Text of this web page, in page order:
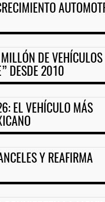
DE VEHÍCULOS
DESDE 2010
EL VEHÍCULO MÁS
Y REAFIRMA
La implementación de
03 AGO 2026